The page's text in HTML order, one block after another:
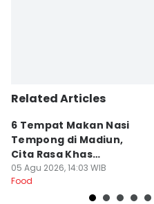
Related Articles
6 Tempat Makan Nasi
Tempong di Madiun,
Cita Rasa Khas
Banyuwangi
05 Agu 2026, 14:03 WIB
Food